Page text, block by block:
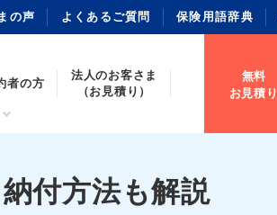
の声 よくあるご質問 保険用語辞典
者の方
法人のお客さま
（お見積り）
無料
お見積り
付方法も解説